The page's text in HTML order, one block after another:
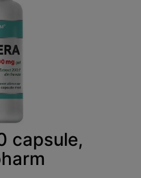
capsule,